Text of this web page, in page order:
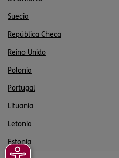
Suecia
República Checa
Reino Unido
Polonia
Portugal
Lituania
Letonia
Estonia